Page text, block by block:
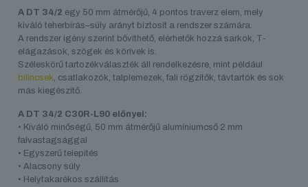
A DT 34/2 egy 50 mm átmérőjű, 4 pontos traverz elem, mely
kiváló teherbírás–súly arányt biztosít a rendszer számára.
A rendszer igény szerint bővíthető, elérhetők hozzá sarkok, T-
elágazások, szögek és körívek is.
Széleskörű tartozékválaszték áll rendelkezésre, mint például
bilincsek, csatlakozók, talplemezek, fali rögzítők, távtartók és sok
más kiegészítő.
A DT 34/2 C30R-L90 előnyei:
• Kiváló minőségű, 50 mm átmérőjű alumíniumcső 2 mm
falvastagsággal
• Egyszerű telepítés
• Alacsony súly
• Helytakarékos szállítás